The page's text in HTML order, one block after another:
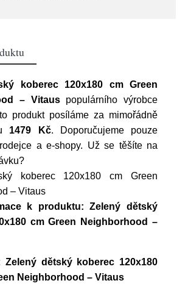
koberec 120x180 cm Green
– Vitauspopulárního výrobce
produkt posíláme za mimořádně
1479 Kč. Doporučujeme pouze
a e-shopy. Už se těšíte na
koberec 120x180 cm Green
– Vitaus
k produktu: Zelený dětský
cm Green Neighborhood –
Zelený dětský koberec 120x180
Neighborhood – Vitaus